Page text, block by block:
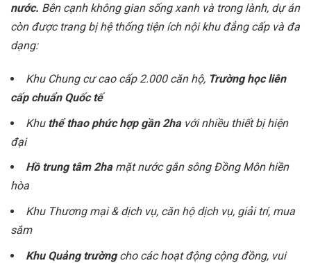
nước. Bên cạnh không gian sống xanh và trong lành, dự án
còn được trang bị hệ thống tiện ích nội khu đẳng cấp và đa
dạng:
Khu Chung cư cao cấp 2.000 căn hộ, Trường học liên
cấp chuẩn Quốc tế
Khu thể thao phức hợp gần 2havới nhiều thiết bị hiện
đại
Hồ trung tâm 2hamặt nước gắn sông Đồng Môn hiền
hòa
Khu Thương mại & dịch vụ, căn hộ dịch vụ, giải trí, mua
sắm
Khu Quảng trườngcho các hoạt động cộng đồng, vui